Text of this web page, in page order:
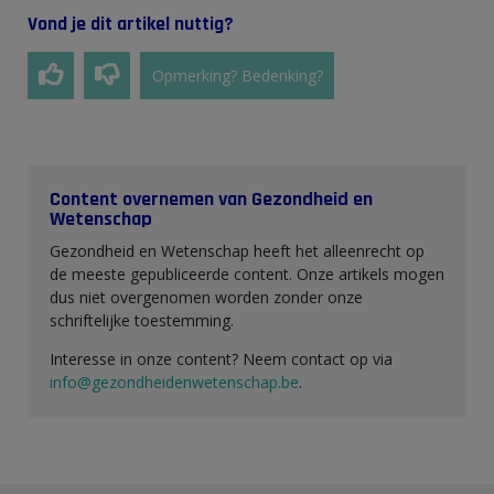
Vond je dit artikel nuttig?
Opmerking? Bedenking?
Content overnemen van Gezondheid en
Wetenschap
Gezondheid en Wetenschap heeft het alleenrecht op
de meeste gepubliceerde content. Onze artikels mogen
dus niet overgenomen worden zonder onze
schriftelijke toestemming.
Interesse in onze content? Neem contact op via
info@gezondheidenwetenschap.be.